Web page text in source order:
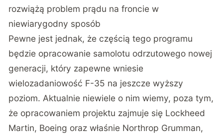
rozwiążą problem prądu na froncie w
niewiarygodny sposób
Pewne jest jednak, że częścią tego programu
będzie opracowanie samolotu odrzutowego nowej
generacji, który zapewne wniesie
wielozadaniowość F-35 na jeszcze wyższy
poziom. Aktualnie niewiele o nim wiemy, poza tym,
że opracowaniem projektu zajmuje się Lockheed
Martin, Boeing oraz właśnie Northrop Grumman,